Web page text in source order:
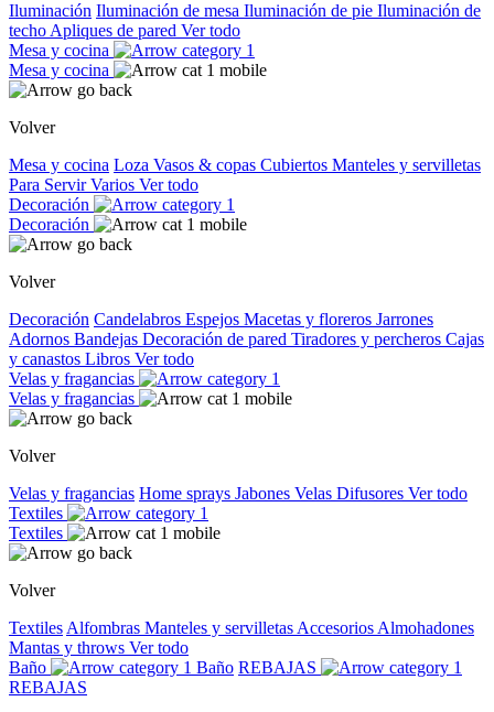
Iluminación Iluminación de mesa Iluminación de pie Iluminación de
techo Apliques de pared Ver todo
Mesa y cocina
Mesa y cocina
Volver
Mesa y cocina Loza Vasos & copas Cubiertos Manteles y servilletas
Para ServirVarios Ver todo
Decoración
Decoración
Volver
Decoración Candelabros Espejos Macetas y floreros Jarrones
Adornos Bandejas Decoración de pared Tiradores y percheros Cajas
y canastos Libros Ver todo
Velas y fragancias
Velas y fragancias
Volver
Velas y fragancias Home sprays Jabones Velas Difusores Ver todo
Textiles
Textiles
Volver
Textiles Alfombras Manteles y servilletas Accesorios Almohadones
Mantas y throws Ver todo
Baño
Baño REBAJAS
REBAJAS